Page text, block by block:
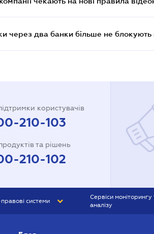
через два банки більше не блокують
користувачів
210-103
та рішень
210-102
системи
Сервіси моніторингу
аналізу